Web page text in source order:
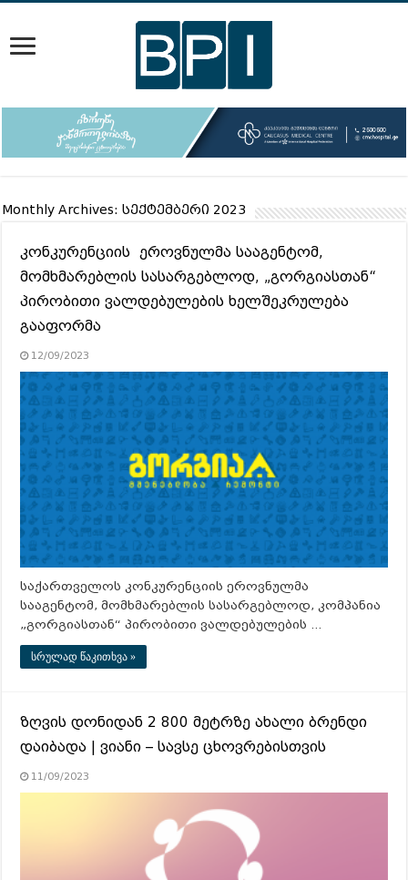
Monthly Archives:სექტემბერი 2023
კონკურენციის ეროვნულმა სააგენტომ,
მომხმარებლის სასარგებლოდ, „გორგიასთან“
პირობითი ვალდებულების ხელშეკრულება
გააფორმა
12/09/2023
საქართველოს კონკურენციის ეროვნულმა
სააგენტომ, მომხმარებლის სასარგებლოდ, კომპანია
„გორგიასთან“ პირობითი ვალდებულების …
სრულად წაკითხვა »
ზღვის დონიდან 2 800 მეტრზე ახალი ბრენდი
დაიბადა | ვიანი – სავსე ცხოვრებისთვის
11/09/2023